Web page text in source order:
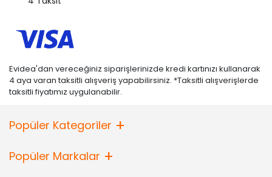
Evidea'dan vereceğiniz siparişlerinizde kredi kartınızı kullanarak
4 aya varan taksitli alışveriş yapabilirsiniz. *Taksitli alışverişlerde
taksitli fiyatımız uygulanabilir.
Popüler Kategoriler
Popüler Markalar